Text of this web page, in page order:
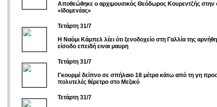
Αποθεώθηκε ο αρχιμουσικός Θεόδωρος Κουρεντζής στην
«Ιδομενέας»
Τετάρτη 31/7
Η Ναόμι Κάμπελ λέει ότι ξενοδοχείο στη Γαλλία της
είσοδο επειδή ειναι μαυρη
Τετάρτη 31/7
Γκουρμέ δείπνο σε σπήλαιο 18 μέτρα κάτω από τη γη
πολυτελές θέρετρο στο Μεξικό
Τετάρτη 31/7